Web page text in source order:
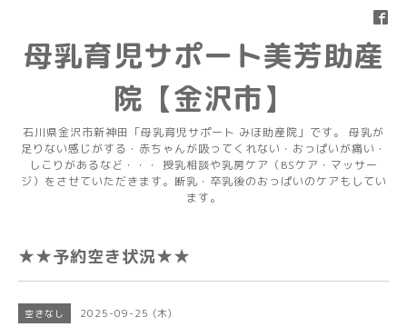
母乳育児サポート美芳助産
院【金沢市】
石川県金沢市新神田「母乳育児サポート みほ助産院」です。 母乳が
足りない感じがする・赤ちゃんが吸ってくれない・おっぱいが痛い・
しこりがあるなど・・・ 授乳相談や乳房ケア（BSケア・マッサー
ジ）をさせていただきます。断乳・卒乳後のおっぱいのケアもしてい
ます。
★★予約空き状況★★
空きなし 2025-09-25 (木)